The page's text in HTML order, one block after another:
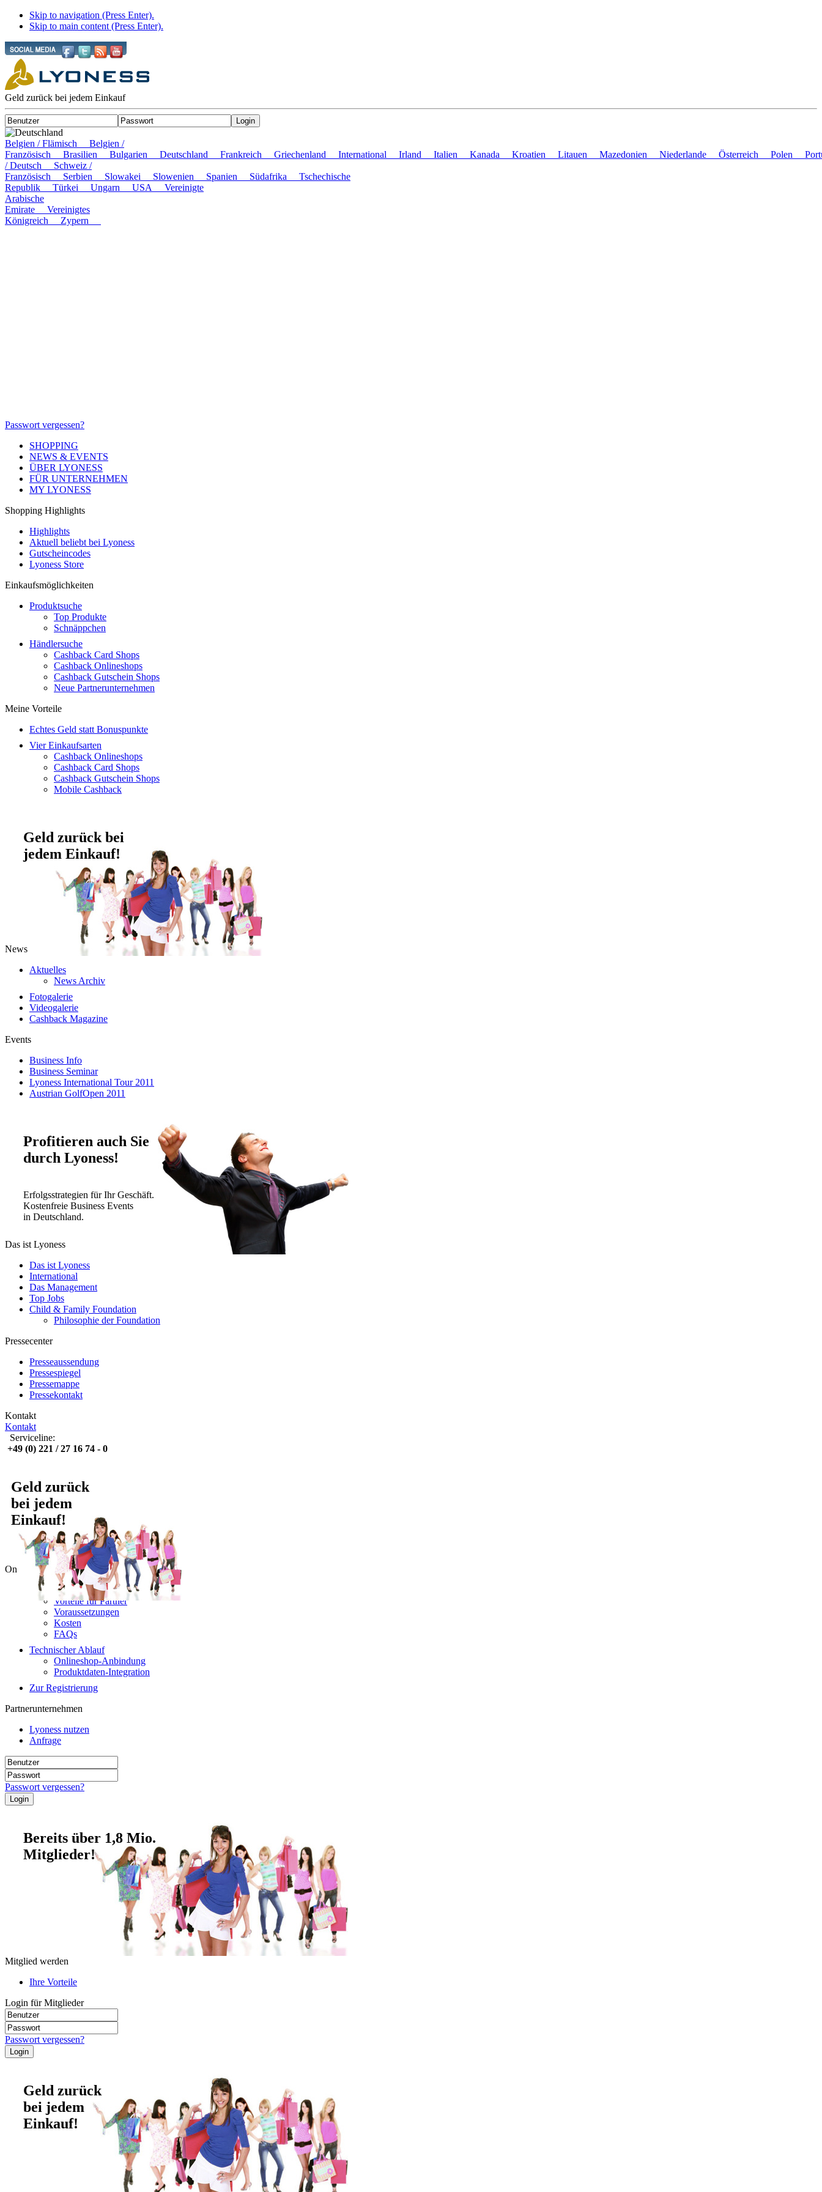
Skip to navigation (Press Enter).
Skip to main content (Press Enter).
Geld zurück bei jedem Einkauf
Deutschland
Belgien / Flämisch Belgien /
Französisch Brasilien Bulgarien Deutschland Frankreich Griechenland International Irland Italien Kanada Kroatien Litauen Mazedonien Niederlande Österreich Polen
/ Deutsch Schweiz /
Französisch Serbien Slowakei Slowenien Spanien Südafrika Tschechische
Republik Türkei Ungarn USA Vereinigte
Arabische
Emirate Vereinigtes
Königreich Zypern
Passwort vergessen?
SHOPPING
NEWS & EVENTS
ÜBER LYONESS
FÜR UNTERNEHMEN
MY LYONESS
Shopping Highlights
Highlights
Aktuell beliebt bei Lyoness
Gutscheincodes
Lyoness Store
Einkaufsmöglichkeiten
Produktsuche
Top Produkte
Schnäppchen
Händlersuche
Cashback Card Shops
Cashback Onlineshops
Cashback Gutschein Shops
Neue Partnerunternehmen
Meine Vorteile
Echtes Geld statt Bonuspunkte
Vier Einkaufsarten
Cashback Onlineshops
Cashback Card Shops
Cashback Gutschein Shops
Mobile Cashback
Geld zurück bei
jedem Einkauf!
News
Aktuelles
News Archiv
Fotogalerie
Videogalerie
Cashback Magazine
Events
Business Info
Business Seminar
Lyoness International Tour 2011
Austrian GolfOpen 2011
Profitieren auch Sie
durch Lyoness!
Erfolgsstrategien für Ihr Geschäft.
Kostenfreie Business Events
in Deutschland.
Das ist Lyoness
Das ist Lyoness
International
Das Management
Top Jobs
Child & Family Foundation
Philosophie der Foundation
Pressecenter
Presseaussendung
Pressespiegel
Pressemappe
Pressekontakt
Kontakt
Kontakt
Serviceline:
+49 (0) 221 / 27 16 74 - 0
Geld zurück
bei jedem
Einkauf!
Online Shopping
Lyoness nutzen
Vorteile für Partner
Voraussetzungen
Kosten
FAQs
Technischer Ablauf
Onlineshop-Anbindung
Produktdaten-Integration
Zur Registrierung
Partnerunternehmen
Lyoness nutzen
Anfrage
Passwort vergessen?
Bereits über 1,8 Mio.
Mitglieder!
Mitglied werden
Ihre Vorteile
Login für Mitglieder
Passwort vergessen?
Geld zurück
bei jedem
Einkauf!